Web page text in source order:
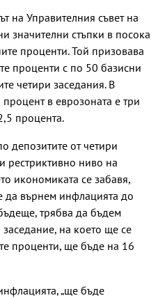
на Управителния съвет на
значителни стъпки в посока
проценти. Той призовава
проценти с по 50 базисни
четири заседания. В
в еврозоната е три
процента.
депозитите от четири
рестриктивно ниво на
икономиката се забавя,
да върнем инфлацията до
трябва да бъдем
на което ще се
проценти, ще бъде на 16
„ще бъде